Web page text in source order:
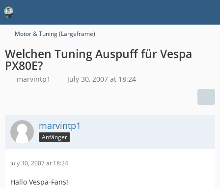
Motor & Tuning (Largeframe)
Welchen Tuning Auspuff für Vespa
PX80E?
marvintp1 July 30, 2007 at 18:24
marvintp1
Anfänger
July 30, 2007 at 18:24
Hallo Vespa-Fans!